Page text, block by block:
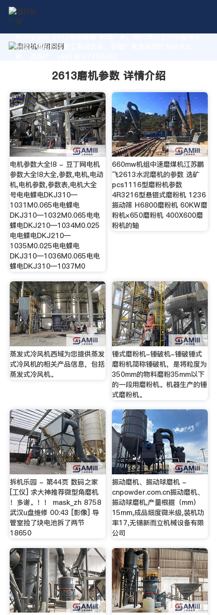
作为专业的 2613磨机参数 制造厂家，我们致力于为您量身定
制高价值的粉体加工系统方案。获取厂家直销报价及技术支
2613磨机参数 详情介绍
电机参数大全!8 - 豆丁网电机
参数大全!8大全,参数,电机,电动
机,电机参数,参数表,电机大全
号电电蝶电DKJ310—
1031M0.065电电蝶电
DKJ310—1032M0.065电电
蝶电DKJ210—1034M0.025
电电蝶电DKJ210—
1035M0.025电电蝶电
DKJ310—1036M0.065电电
蝶电DKJ310—1037M0
660mw机组中速磨煤机江苏鹏
飞2613水泥磨机的参数 选矿
pcs1116型磨粉机参数
4R3216型悬锟式磨粉机 1236
振动筛 H6800磨粉机 60KW磨
粉机×650磨粉机 400X600磨
粉机的轴
蒸发式冷风机西域为您提供蒸发
式冷风机的相关产品信息，包括
蒸发式冷风机。
锤式磨粉机-锤破机-锤破锤式
磨粉机简称锤破机，是将粒度为
350mm的物料磨粉35mm以下
的一段用磨粉机。机器生产的锤
式磨粉机。
拆机乐园 - 第44页 数码之家
[工仪] 求大神推荐微型角磨机
！多谢。！！ mask_zh 8758
武汉u盘维修 00:43 [影像] 导
管室捡了块电池拆了两节
18650
振动磨机、振动球磨机 -
cnpowder.com.cn振动磨机、
振动球磨机,产量根据（mm）
15mm,成品细度微米级,装机功
率17,无锡新而立机械设备有限
公司